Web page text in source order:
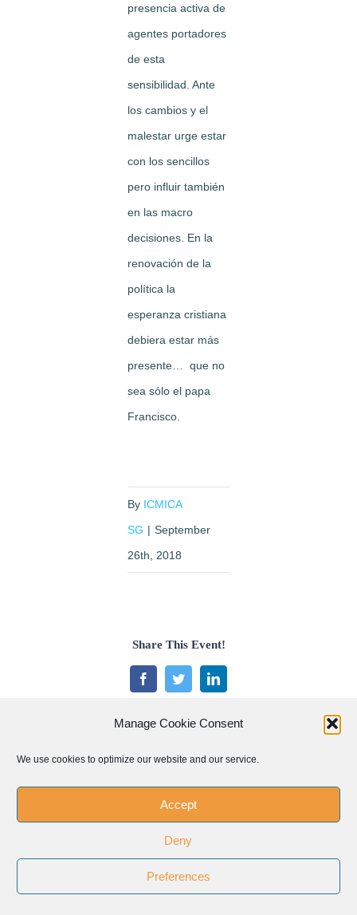
Manage Cookie Consent
We use cookies to optimize our website and our service.
Accept
Deny
Preferences
presencia activa de
agentes portadores
de esta
sensibilidad. Ante
los cambios y el
malestar urge estar
con los sencillos
pero influir también
en las macro
decisiones. En la
renovación de la
política la
esperanza cristiana
debiera estar más
presente… que no
sea sólo el papa
Francisco.
By ICMICA
SG | September
26th, 2018
Share This Event!
FacebookTwitterLinkedIn
WhatsAppPinterestEmail
Related Posts
ConvocatoriaLas
bases